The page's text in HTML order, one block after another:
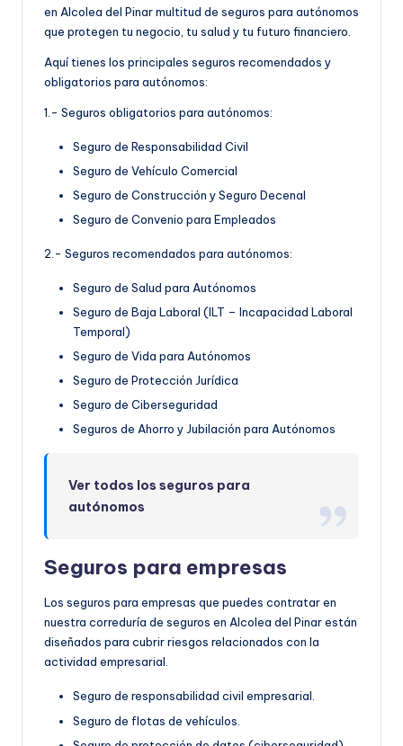
en Alcolea del Pinar multitud de seguros para autónomos
que protegen tu negocio, tu salud y tu futuro financiero.
Aquí tienes los principales seguros recomendados y
obligatorios para autónomos:
1.- Seguros obligatorios para autónomos:
Seguro de Responsabilidad Civil
Seguro de Vehículo Comercial
Seguro de Construcción y Seguro Decenal
Seguro de Convenio para Empleados
2.- Seguros recomendados para autónomos:
Seguro de Salud para Autónomos
Seguro de Baja Laboral (ILT – Incapacidad Laboral
Temporal)
Seguro de Vida para Autónomos
Seguro de Protección Jurídica
Seguro de Ciberseguridad
Seguros de Ahorro y Jubilación para Autónomos
Ver todos los seguros para
autónomos
Seguros para empresas
Los seguros para empresas que puedes contratar en
nuestra correduría de seguros en Alcolea del Pinar están
diseñados para cubrir riesgos relacionados con la
actividad empresarial.
Seguro de responsabilidad civil empresarial.
Seguro de flotas de vehículos.